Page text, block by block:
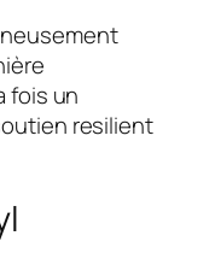
fois un
resilient